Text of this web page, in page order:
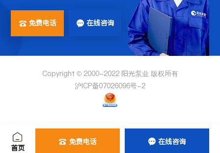
 免费电话  在线咨询
首页
 免费电话  在线咨询
Copyright © 2000-2022 阳光泵业 版权所有
沪ICP备07026096号-2